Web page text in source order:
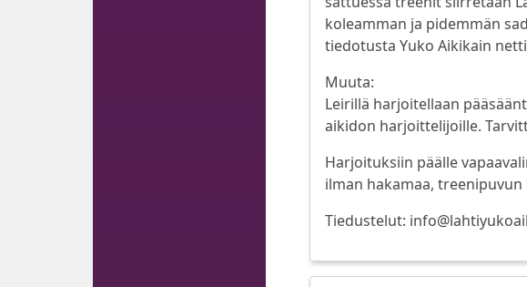
koleamman ja pidemmän
tiedotusta Yuko Aikikain
Muuta:
Leirillä harjoitellaan
aikidon harjoittelijoille.
Harjoituksiin päälle
ilman hakamaa,
Tiedustelut: